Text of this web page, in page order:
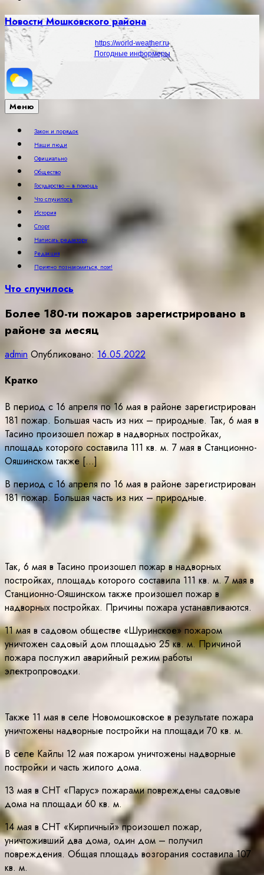
Новости Мошковского района
https://world-weather.ru
Погодные информеры
Меню
Закон и порядок
Наши люди
Официально
Общество
Государство – в помощь
Что случилось
История
Спорт
Написать редактору
Редакция
Приятно познакомиться, поэт!
Что случилось
Более 180-ти пожаров зарегистрировано в
районе за месяц
admin Опубликовано: 16.05.2022
Кратко
В период с 16 апреля по 16 мая в районе зарегистрирован
181 пожар. Большая часть из них – природные. Так, 6 мая в
Тасино произошел пожар в надворных постройках,
площадь которого составила 111 кв. м. 7 мая в Станционно-
Ояшинском также […]
В период с 16 апреля по 16 мая в районе зарегистрирован
181 пожар. Большая часть из них – природные.
Так, 6 мая в Тасино произошел пожар в надворных
постройках, площадь которого составила 111 кв. м. 7 мая в
Станционно-Ояшинском также произошел пожар в
надворных постройках. Причины пожара устанавливаются.
11 мая в садовом обществе «Шуринское» пожаром
уничтожен садовый дом площадью 25 кв. м. Причиной
пожара послужил аварийный режим работы
электропроводки.
Также 11 мая в селе Новомошковское в результате пожара
уничтожены надворные постройки на площади 70 кв. м.
В селе Кайлы 12 мая пожаром уничтожены надворные
постройки и часть жилого дома.
13 мая в СНТ «Парус» пожарами повреждены садовые
дома на площади 60 кв. м.
14 мая в СНТ «Кирпичный» произошел пожар,
уничтоживший два дома, один дом – получил
повреждения. Общая площадь возгорания составила 107
кв. м.